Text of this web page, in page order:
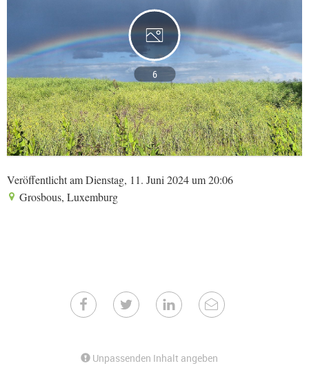
6
Veröffentlicht am Dienstag, 11. Juni 2024 um 20:06
Grosbous, Luxemburg
Unpassenden Inhalt angeben